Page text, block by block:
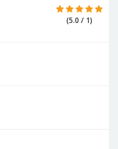
(5.0 / 1)